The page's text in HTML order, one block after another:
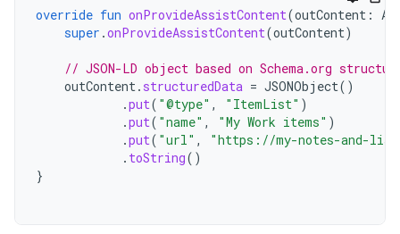
override fun onProvideAssistContent(outContent :
super .onProvideAssistContent(outContent)
// JSON-LD object based on Schema.org
outContent. structuredData = JSONObject()
.put( "@type" , "ItemList" )
.put( "name" , "My Work items" )
.put( "url" ,
"https://my-notes-and-
. toString()
}